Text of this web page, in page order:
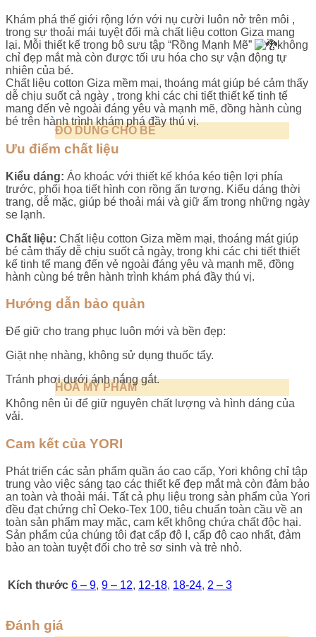
ĐỒ DÙNG CHO BÉ
HOÁ MỸ PHẨM
Khám phá thế giới rộng lớn với nụ cười luôn nở trên môi ,
trong sự thoải mái tuyệt đối mà chất liệu cotton Giza mang
lại. Mỗi thiết kế trong bộ sưu tập “Rồng Mạnh Mẽ”
không
chỉ đẹp mắt mà còn được tối ưu hóa cho sự vận động tự
nhiên của bé.
Chất liệu cotton Giza mềm mại, thoáng mát giúp bé cảm thấy
dễ chịu suốt cả ngày , trong khi các chi tiết thiết kế tinh tế
mang đến vẻ ngoài đáng yêu và mạnh mẽ, đồng hành cùng
bé trên hành trình khám phá đầy thú vị.
Ưu điểm chất liệu
Kiểu dáng: Áo khoác với thiết kế khóa kéo tiện lợi phía
trước, phối họa tiết hình con rồng ấn tượng. Kiểu dáng thời
trang, dễ mặc, giúp bé thoải mái và giữ ấm trong những ngày
se lạnh.
Chất liệu: Chất liệu cotton Giza mềm mại, thoáng mát giúp
bé cảm thấy dễ chịu suốt cả ngày, trong khi các chi tiết thiết
kế tinh tế mang đến vẻ ngoài đáng yêu và mạnh mẽ, đồng
hành cùng bé trên hành trình khám phá đầy thú vị.
Hướng dẫn bảo quản
Để giữ cho trang phục luôn mới và bền đẹp:
Giặt nhẹ nhàng, không sử dụng thuốc tẩy.
Tránh phơi dưới ánh nắng gắt.
Không nên ủi để giữ nguyên chất lượng và hình dáng của
vải.
Cam kết của YORI
Phát triển các sản phẩm quần áo cao cấp, Yori không chỉ tập
trung vào việc sáng tạo các thiết kế đẹp mắt mà còn đảm bảo
an toàn và thoải mái. Tất cả phụ liệu trong sản phẩm của Yori
đều đạt chứng chỉ Oeko-Tex 100, tiêu chuẩn toàn cầu về an
toàn sản phẩm may mặc, cam kết không chứa chất độc hại.
Sản phẩm của chúng tôi đạt cấp độ I, cấp độ cao nhất, đảm
bảo an toàn tuyệt đối cho trẻ sơ sinh và trẻ nhỏ.
Kích thước 6 – 9, 9 – 12, 12-18, 18-24, 2 – 3
Đánh giá